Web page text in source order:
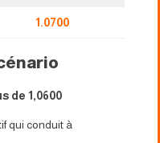
1.0700
de 1,0600
qui conduit à